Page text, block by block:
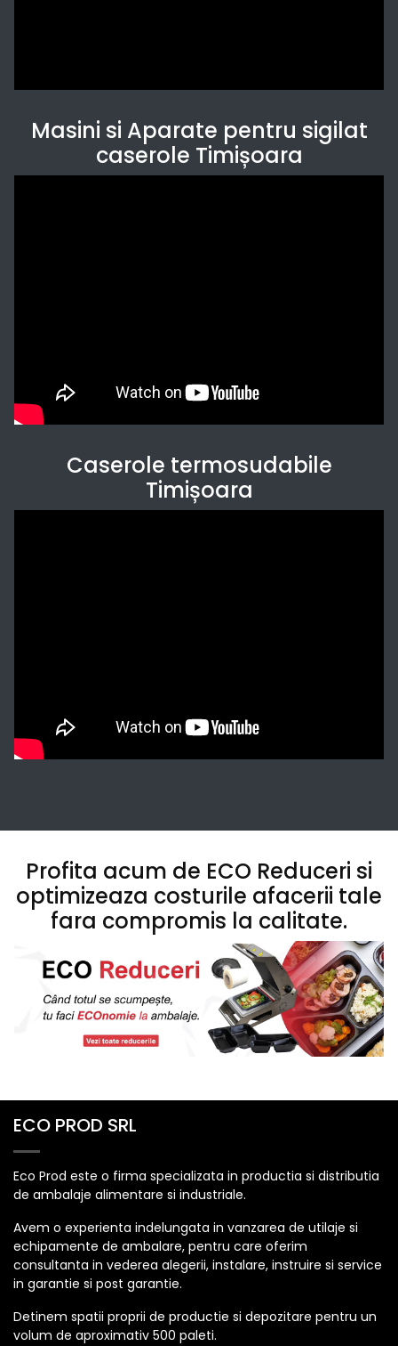
Masini si Aparate pentru sigilat
caserole Timișoara
Caserole termosudabile
Timișoara
Profita acum de ECO Reduceri si
optimizeaza costurile afacerii tale
fara compromis la calitate.
ECO PROD SRL
Eco Prod este o firma specializata in productia si distributia
de ambalaje alimentare si industriale.
Avem o experienta indelungata in vanzarea de utilaje si
echipamente de ambalare, pentru care oferim
consultanta in vederea alegerii, instalare, instruire si service
in garantie si post garantie.
Detinem spatii proprii de productie si depozitare pentru un
volum de aproximativ 500 paleti.